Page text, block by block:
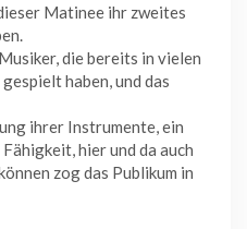
Matinee ihr zweites
die bereits in vielen
haben, und das
ihrer Instrumente, ein
hier und da auch
zog das Publikum in